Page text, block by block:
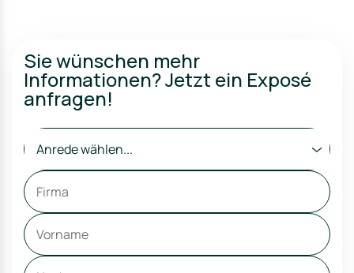
Sie wünschen mehr
Informationen? Jetzt ein Exposé
anfragen!
Anrede wählen...